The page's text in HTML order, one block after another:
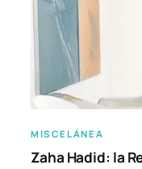
MISCELÁNEA
Zaha Hadid: la